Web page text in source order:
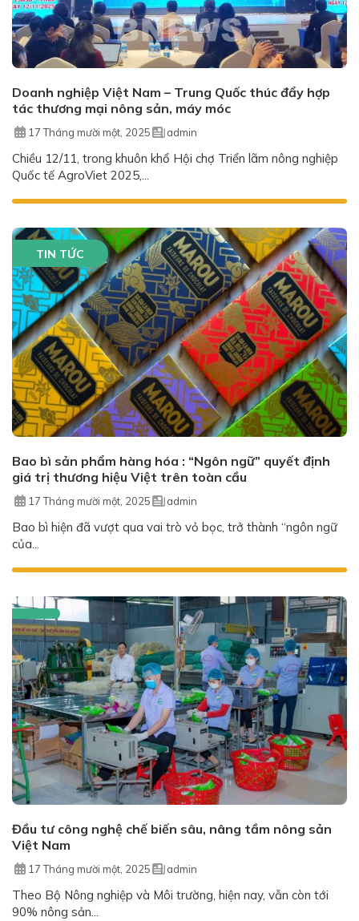
Doanh nghiệp Việt Nam – Trung Quốc thúc đẩy hợp
tác thương mại nông sản, máy móc
17 Tháng mười một, 2025 admin
Chiều 12/11, trong khuôn khổ Hội chợ Triển lãm nông nghiệp
Quốc tế AgroViet 2025,...
TIN TỨC
Bao bì sản phẩm hàng hóa : “Ngôn ngữ” quyết định
giá trị thương hiệu Việt trên toàn cầu
17 Tháng mười một, 2025 admin
Bao bì hiện đã vượt qua vai trò vỏ bọc, trở thành “ngôn ngữ
của...
Đầu tư công nghệ chế biến sâu, nâng tầm nông sản
Việt Nam
17 Tháng mười một, 2025 admin
Theo Bộ Nông nghiệp và Môi trường, hiện nay, vẫn còn tới
90% nông sản...